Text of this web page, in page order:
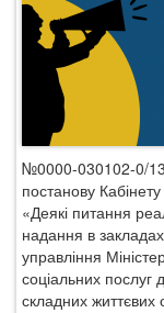
№0000-030102-0/
постанову
«Деякі питання
надання в
управління
соціальних послуг
складних життєвих